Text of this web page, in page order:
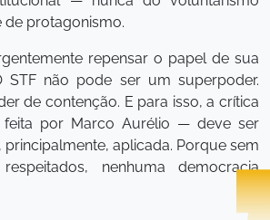
de protagonismo.
repensar o papel de sua
STF não pode ser um superpoder.
de contenção. E para isso, a crítica
por Marco Aurélio — deve ser
aplicada. Porque sem
nenhuma democracia